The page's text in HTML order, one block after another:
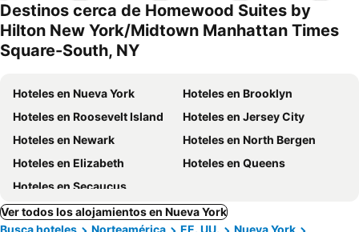
mascotas
Destinos cerca de Homewood Suites by
Hilton New York/Midtown Manhattan Times
Square-South, NY
Hoteles en Nueva York
Hoteles en Brooklyn
Hoteles en Roosevelt Island
Hoteles en Jersey City
Hoteles en Newark
Hoteles en North Bergen
Hoteles en Elizabeth
Hoteles en Queens
Hoteles en Secaucus
Ver todos los alojamientos en Nueva York